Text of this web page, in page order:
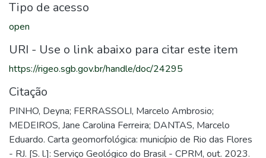
Tipo de acesso
open
URI - Use o link abaixo para citar este item
https://rigeo.sgb.gov.br/handle/doc/24295
Citação
PINHO, Deyna; FERRASSOLI, Marcelo Ambrosio;
MEDEIROS, Jane Carolina Ferreira; DANTAS, Marcelo
Eduardo. Carta geomorfológica: município de Rio das Flores
- RJ. [S. l.]: Serviço Geológico do Brasil - CPRM, out. 2023.